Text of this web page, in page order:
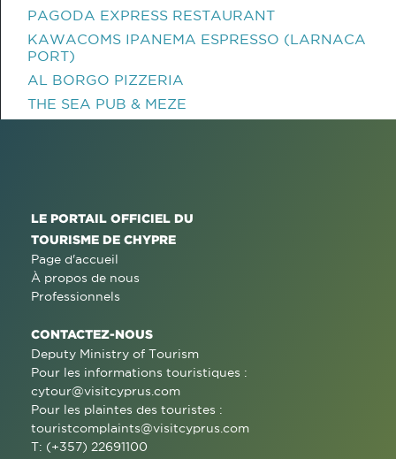
PAGODA EXPRESS RESTAURANT
KAWACOMS IPANEMA ESPRESSO (LARNACA
PORT)
AL BORGO PIZZERIA
THE SEA PUB & MEZE
LE PORTAIL OFFICIEL DU
TOURISME DE CHYPRE
Page d'accueil
À propos de nous
Professionnels
CONTACTEZ-NOUS
Deputy Ministry of Tourism
Pour les informations touristiques :
cytour@visitcyprus.com
Pour les plaintes des touristes :
touristcomplaints@visitcyprus.com
T: (+357) 22691100